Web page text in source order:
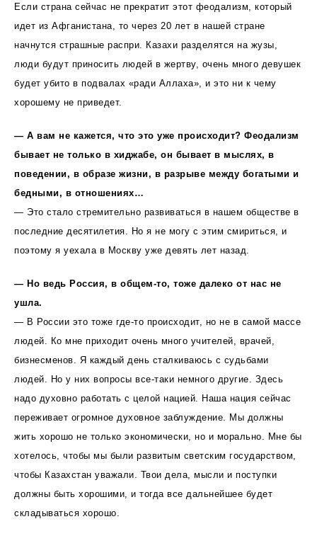
Если страна сейчас не прекратит этот феодализм, который
идет из Афганистана, то через 20 лет в нашей стране
начнутся страшные распри. Казахи разделятся на жузы,
люди будут приносить людей в жертву, очень много девушек
будет убито в подвалах «ради Аллаха», и это ни к чему
хорошему не приведет.
— А вам не кажется, что это уже происходит? Феодализм
бывает не только в хиджабе, он бывает в мыслях, в
поведении, в образе жизни, в разрыве между богатыми и
бедными, в отношениях…
— Это стало стремительно развиваться в нашем обществе в
последние десятилетия. Но я не могу с этим смириться, и
поэтому я уехала в Москву уже девять лет назад.
— Но ведь Россия, в общем-то, тоже далеко от нас не
ушла.
— В России это тоже где-то происходит, но не в самой массе
людей. Ко мне приходит очень много учителей, врачей,
бизнесменов. Я каждый день сталкиваюсь с судьбами
людей. Но у них вопросы все-таки немного другие. Здесь
надо духовно работать с целой нацией. Наша нация сейчас
переживает огромное духовное заблуждение. Мы должны
жить хорошо не только экономически, но и морально. Мне бы
хотелось, чтобы мы были развитым светским государством,
чтобы Казахстан уважали. Твои дела, мысли и поступки
должны быть хорошими, и тогда все дальнейшее будет
складываться хорошо.